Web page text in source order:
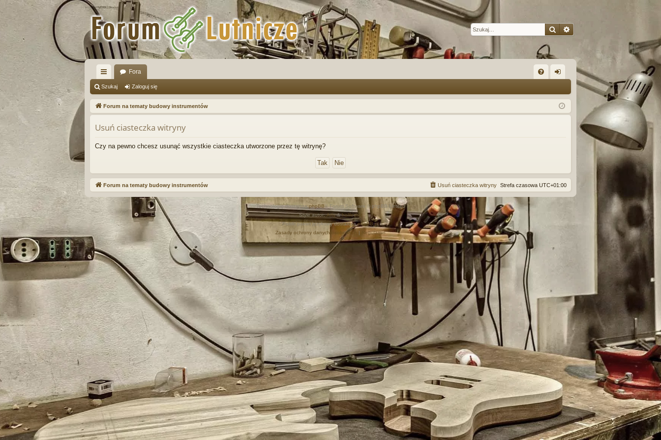
SzukajWyszukiwanie
W
ię
ce
j
…
Fora
Q og
uj
Szukaj Zaloguj się
Forum na tematy budowy instrumentów
Usuń ciasteczka witryny
Czy na pewno chcesz usunąć wszystkie ciasteczka utworzone przez tę witrynę?
Forum na tematy budowy instrumentów Strefa czasowa UTC+01:00
Usuń ciasteczka witryny
Technologię dostarcza phpBB® Forum Software © phpBB Limited
Style autor:Arty&halilesen
Polski pakiet językowy dostarczaphpBB.pl
Zasady ochrony danych osobowych | Regulamin